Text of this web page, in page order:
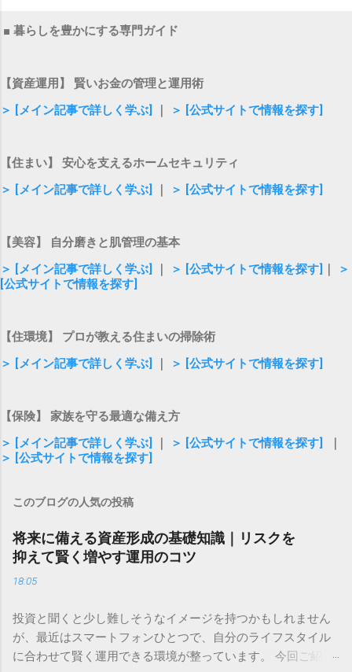
■ 暮らしを豊かにする専門ガイド
【資産運用】 賢いお金の管理と運用術
＞ [メイン記事で詳しく学ぶ]
＞ [公式サイトで情報を探す]
【住まい】 安心を支えるホームセキュリティ
＞ [メイン記事で詳しく学ぶ]
＞ [公式サイトで情報を探す]
【美容】 自分磨きと肌管理の基本
＞ [メイン記事で詳しく学ぶ]
＞ [公式サイトで情報を探す]
＞
[公式サイトで情報を探す]
【住環境】 プロが教える住まいの掃除術
＞ [メイン記事で詳しく学ぶ]
＞ [公式サイトで情報を探す]
【保険】 家族を守る最適な備え方
＞ [メイン記事で詳しく学ぶ]
＞ [公式サイトで情報を探す]
＞ [公式サイトで情報を探す]
このブログの人気の投稿
将来に備える資産形成の基礎知識｜リスクを
抑えて賢く増やす運用のコツ
18:05
投資と聞くと少し難しそうなイメージを持つかもしれません
が、最近はスマートフォンひとつで、自分のライフスタイル
に合わせて賢く運用できる環境が整っています。 今回ご紹介